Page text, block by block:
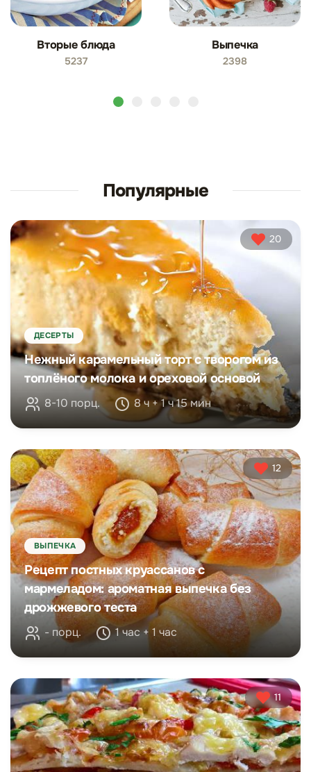
Вторые блюда
5237
Выпечка
2398
Популярные
20
ДЕСЕРТЫ
Нежный карамельный торт с творогом из
топлёного молока и ореховой основой
8-10 порц. 8 ч + 1 ч 15 мин
12
ВЫПЕЧКА
Рецепт постных круассанов с
мармеладом: ароматная выпечка без
дрожжевого теста
- порц. 1 час + 1 час
11